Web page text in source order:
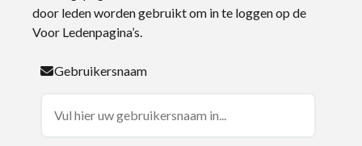
door leden worden gebruikt om in te loggen op de
Voor Ledenpagina’s.
Gebruikersnaam